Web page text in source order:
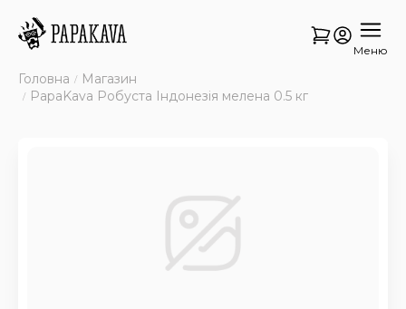
Меню
Головна
Магазин
PapaKava Робуста Індонезія мелена 0.5 кг